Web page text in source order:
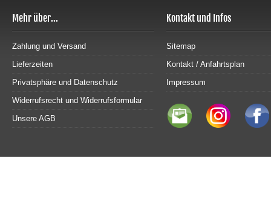
Mehr über...
Zahlung und Versand
Lieferzeiten
Privatsphäre und Datenschutz
Widerrufsrecht und Widerrufsformular
Unsere AGB
Kontakt und Infos
Sitemap
Kontakt / Anfahrtsplan
Impressum